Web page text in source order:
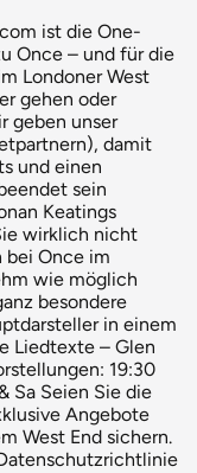
ist die One-
Once – und für die
Londoner West
gehen oder
geben unser
damit
und einen
sein
Keatings
wirklich nicht
bei Once im
wie möglich
besondere
in einem
Liedtexte – Glen
19:30
Sa Seien Sie die
Angebote
West End sichern.